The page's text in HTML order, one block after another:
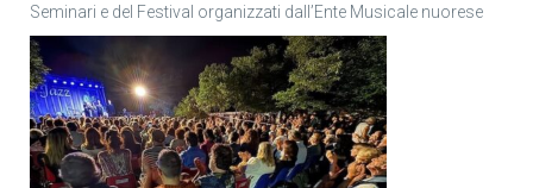
Seminari e del Festival organizzati dall’Ente Musicale nuorese